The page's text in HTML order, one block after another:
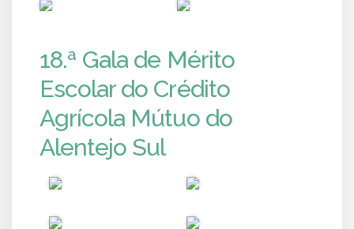
18.ª Gala de Mérito
Escolar do Crédito
Agrícola Mútuo do
Alentejo Sul